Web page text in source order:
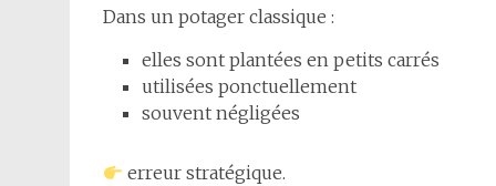
Dans un potager classique :
elles sont plantées en petits carrés
utilisées ponctuellement
souvent négligées
erreur stratégique.